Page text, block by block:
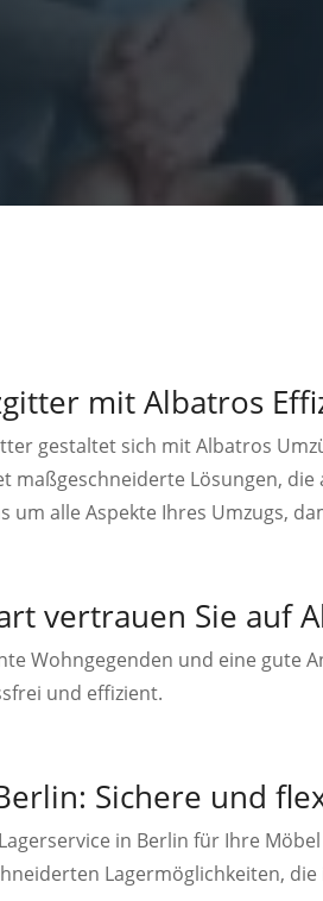
mit Albatros
gestaltet sich mit Albatros
maßgeschneiderte Lösungen,
um alle Aspekte Ihres Umzugs,
vertrauen Sie auf
Wohngegenden und eine gute
und effizient.
Sichere und
in Berlin für Ihre
Lagermöglichkeiten,